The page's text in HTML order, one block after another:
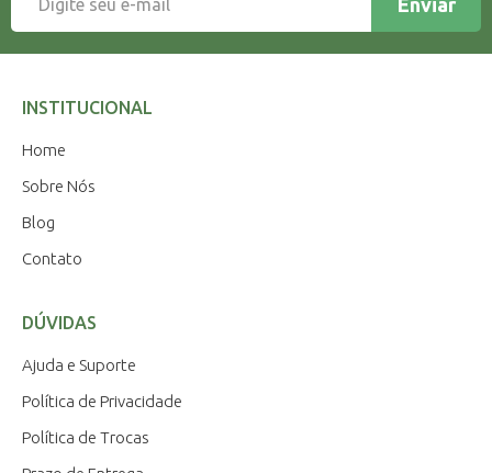
INSTITUCIONAL
Home
Sobre Nós
Blog
Contato
DÚVIDAS
Ajuda e Suporte
Política de Privacidade
Política de Trocas